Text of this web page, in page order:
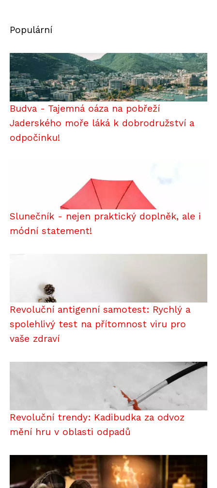
Populární
Budva - Tajemná oáza na pobřeží
Jaderského moře láká k dobrodružství a
odpočinku!
Slunečník - nejen praktický doplněk, ale i
módní statement!
Revoluční antigenní samotest: Rychlý a
spolehlivý test na přítomnost viru pro
vaše zdraví
Revoluční trendy: Kadibudka za odvoz
mění hru v oblasti odpadů